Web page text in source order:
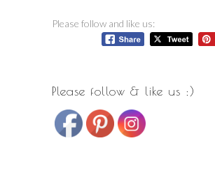
Please follow and like us:
Please follow & like us :)